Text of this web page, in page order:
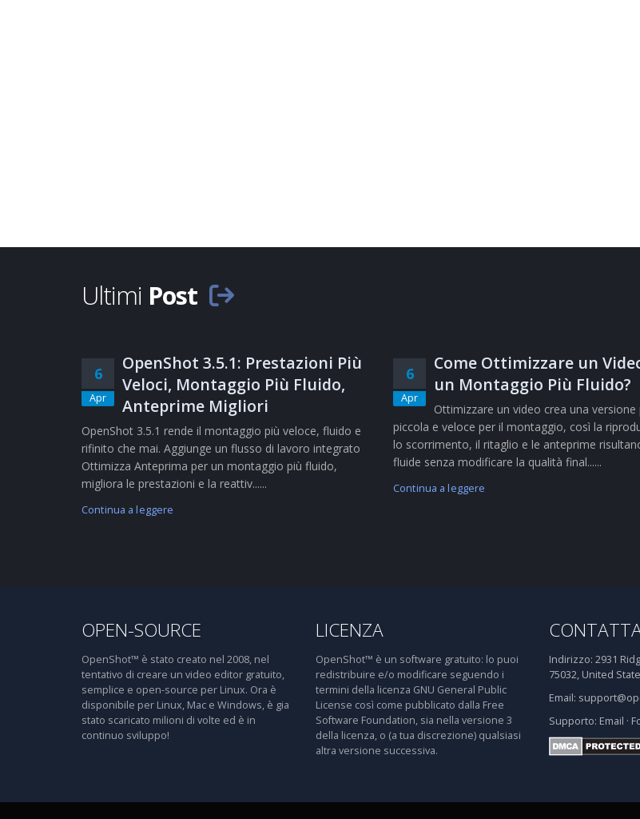
Ultimi Post
6
Apr
OpenShot 3.5.1: Prestazioni Più
Veloci, Montaggio Più Fluido,
Anteprime Migliori
OpenShot 3.5.1 rende il montaggio più veloce, fluido e
rifinito che mai. Aggiunge un flusso di lavoro integrato
Ottimizza Anteprima per un montaggio più fluido,
migliora le prestazioni e la reattiv......
Continua a leggere
6
Apr
Come Ottimizzare un
un Montaggio Più Fluido?
Ottimizzare un video crea una versione
piccola e veloce per il montaggio, così la
lo scorrimento, il ritaglio e le anteprime
fluide senza modificare la qualità final......
Continua a leggere
OPEN-SOURCE
OpenShot™ è stato creato nel 2008, nel
tentativo di creare un video editor gratuito,
semplice e open-source per Linux. Ora è
disponibile per Linux, Mac e Windows, è gia
stato scaricato milioni di volte ed è in
continuo sviluppo!
LICENZA
OpenShot™ è un software gratuito: lo puoi
redistribuire e/o modificare seguendo i
termini della licenza GNU General Public
License così come pubblicato dalla Free
Software Foundation, sia nella versione 3
della licenza, o (a tua discrezione) qualsiasi
altra versione successiva.
Indirizzo: 2931
75032, United
Email:
Supporto: Email ·